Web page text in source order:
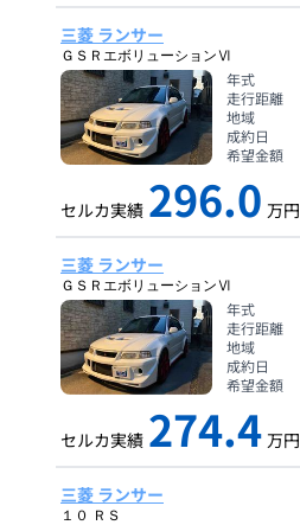
三菱 ランサー
ＧＳＲエボリューションⅥ
年式
走行距離
地域
成約日
希望金額
セルカ実績 296.0 万円
三菱 ランサー
ＧＳＲエボリューションⅥ
年式
走行距離
地域
成約日
希望金額
セルカ実績 274.4 万円
三菱 ランサー
１０ ＲＳ